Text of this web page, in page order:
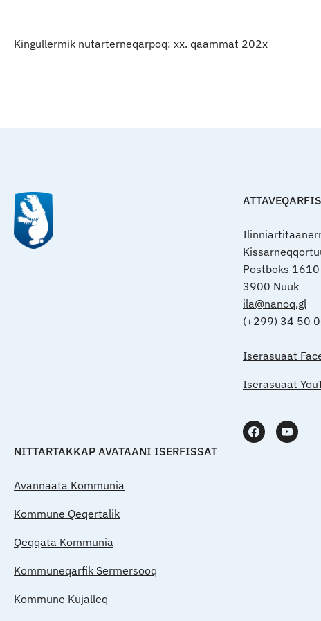
Indhold
Kingullermik nutarterneqarpoq: xx. qaammat 202x
Postboks 1610
3900 Nuuk
ila@nanoq.gl
(+299) 34 50
Iserasuaat
Iserasuaat
NITTARTAKKAP AVATAANI ISERFISSAT
Avannaata Kommunia
Kommune Qeqertalik
Qeqqata Kommunia
Kommuneqarfik Sermersooq
Kommune Kujalleq